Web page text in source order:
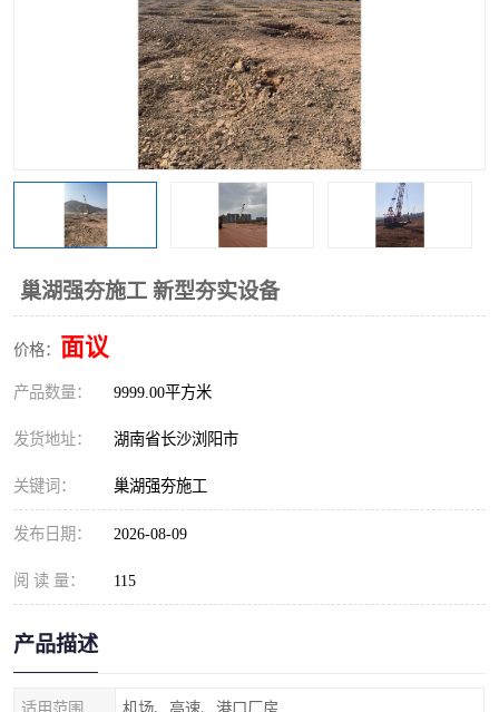
巢湖强夯施工 新型夯实设备
价格： 面议
产品数量： 9999.00平方米
发货地址： 湖南省长沙浏阳市
关键词： 巢湖强夯施工
发布日期： 2026-08-09
阅 读 量： 115
产品描述